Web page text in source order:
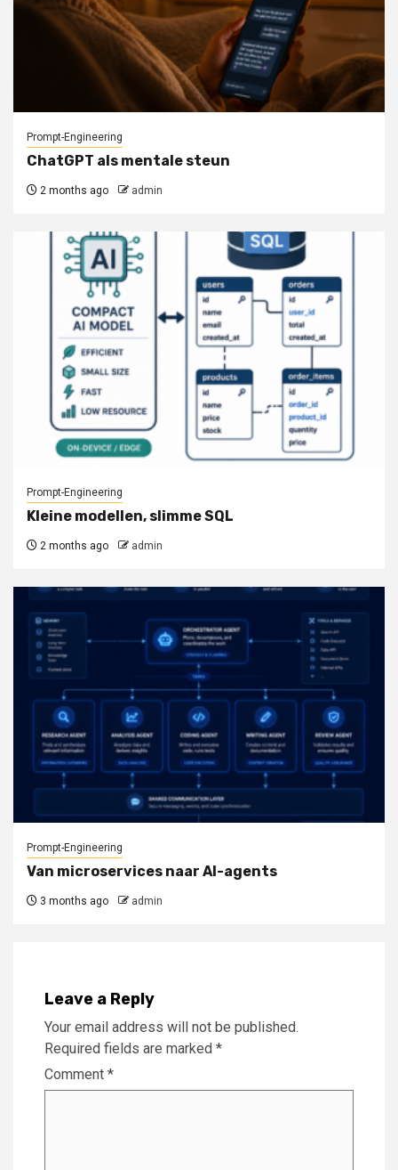
Prompt-Engineering
ChatGPT als mentale steun
2 months ago admin
Prompt-Engineering
Kleine modellen, slimme SQL
2 months ago admin
Prompt-Engineering
Van microservices naar AI-agents
3 months ago admin
Leave a Reply
Your email address will not be published.
Required fields are marked *
Comment *